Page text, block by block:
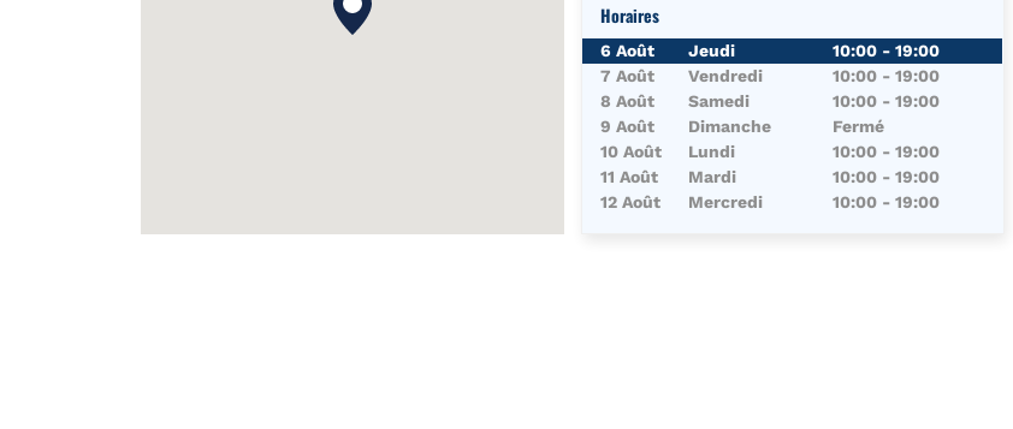
Horaires
Jour de la Semaine
6 Août Jeudi 10:00 -19:00
7 Août
Vendredi 10:00 -19:00
8 Août
Samedi 10:00 -19:00
9 Août
Dimanche
Fermé
10 Août
Lundi 10:00 -19:00
11 Août
Mardi 10:00 -19:00
12 Août
Mercredi 10:00 -19:00